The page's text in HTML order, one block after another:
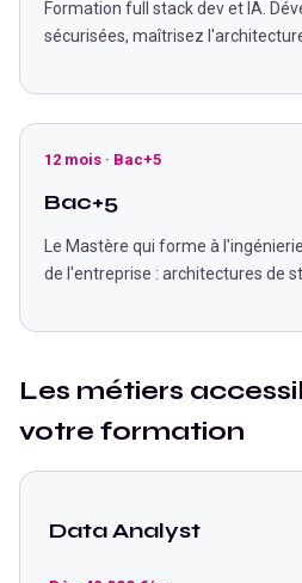
Formation full stack dev et IA.
sécurisées, maîtrisez
12 mois · Bac+5
Bac+5
Le Mastère qui forme à
de l'entreprise : architectures de
Les métiers
votre formation
Data Analyst